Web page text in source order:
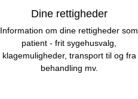
Dine rettigheder
Information om dine rettigheder som
patient - frit sygehusvalg,
klagemuligheder, transport til og fra
behandling mv.